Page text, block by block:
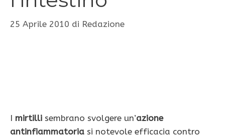
25 Aprile 2010 di Redazione
I mirtilli sembrano svolgere un’azione
antinfiammatoria si notevole efficacia contro